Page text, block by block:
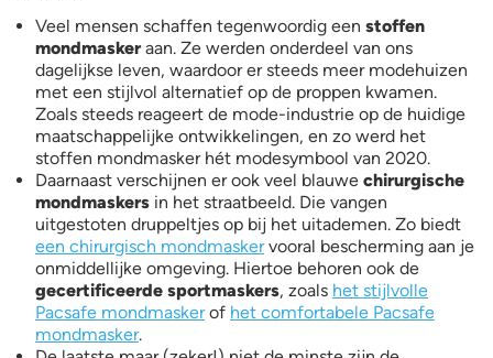
Veel mensen schaffen tegenwoordig een stoffen
mondmaskeraan. Ze werden onderdeel van ons
dagelijkse leven, waardoor er steeds meer modehuizen
met een stijlvol alternatief op de proppen kwamen.
Zoals steeds reageert de mode-industrie op de huidige
maatschappelijke ontwikkelingen, en zo werd het
stoffen mondmasker hét modesymbool van 2020.
Daarnaast verschijnen er ook veel blauwe chirurgische
mondmaskers in het straatbeeld. Die vangen
uitgestoten druppeltjes op bij het uitademen. Zo biedt
een chirurgisch mondmaskervooral bescherming aan je
onmiddellijke omgeving. Hiertoe behoren ook de
gecertificeerde sportmaskers, zoals het stijlvolle
Pacsafe mondmaskerof het comfortabele Pacsafe
mondmasker.